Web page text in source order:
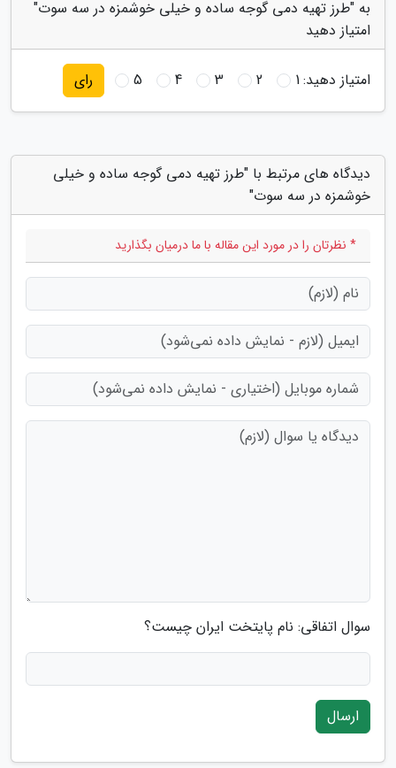
به "طرز تهیه دمی گوجه ساده و خیلی خوشمزه در سه سوت"
امتیاز دهید
امتیاز دهید:1
2
3
4
5 رای
دیدگاه های مرتبط با "طرز تهیه دمی گوجه ساده و خیلی
خوشمزه در سه سوت"
* نظرتان را در مورد این مقاله با ما درمیان بگذارید
سوال اتفاقی: نام پایتخت ایران چیست؟
ارسال